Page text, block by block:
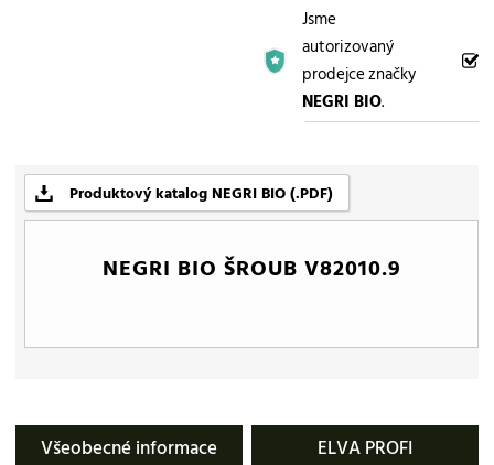
Jsme
autorizovaný
prodejce značky
NEGRI BIO.
Produktový katalog NEGRI BIO (.PDF)
NEGRI BIO ŠROUB V82010.9
Všeobecné informace ELVA PROFI